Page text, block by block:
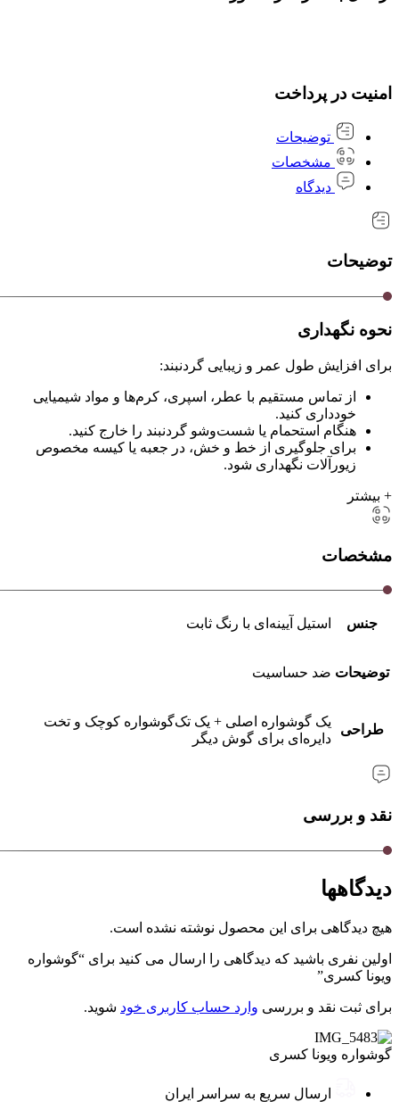
امنیت در پرداخت
توضیحات
مشخصات
دیدگاه
توضیحات
نحوه نگهداری
برای افزایش طول عمر و زیبایی گردنبند:
از تماس مستقیم با عطر، اسپری، کرم‌ها و مواد شیمیایی
خودداری کنید.
هنگام استحمام یا شست‌وشو گردنبند را خارج کنید.
برای جلوگیری از خط و خش، در جعبه یا کیسه مخصوص
زیورآلات نگهداری شود.
+ بیشتر
مشخصات
جنس استیل آیینه‌ای با رنگ ثابت
توضیحات ضد حساسیت
طراحی
یک گوشواره اصلی + یک تک‌گوشواره کوچک و تخت
دایره‌ای برای گوش دیگر
نقد و بررسی
دیدگاهها
هیچ دیدگاهی برای این محصول نوشته نشده است.
اولین نفری باشید که دیدگاهی را ارسال می کنید برای “گوشواره
ویونا کسری”
برای ثبت نقد و بررسی وارد حساب کاربری خود شوید.
گوشواره ویونا کسری
ارسال سریع به سراسر ایران